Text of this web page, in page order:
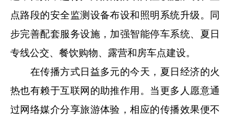
点路段的安全监测设备布设和照明系统升级。同
步完善配套服务设施，加强智能停车系统、夏日
专线公交、餐饮购物、露营和房车点建设。
在传播方式日益多元的今天，夏日经济的火
热也有赖于互联网的助推作用。当更多人愿意通
过网络媒介分享旅游体验，相应的传播效果便不